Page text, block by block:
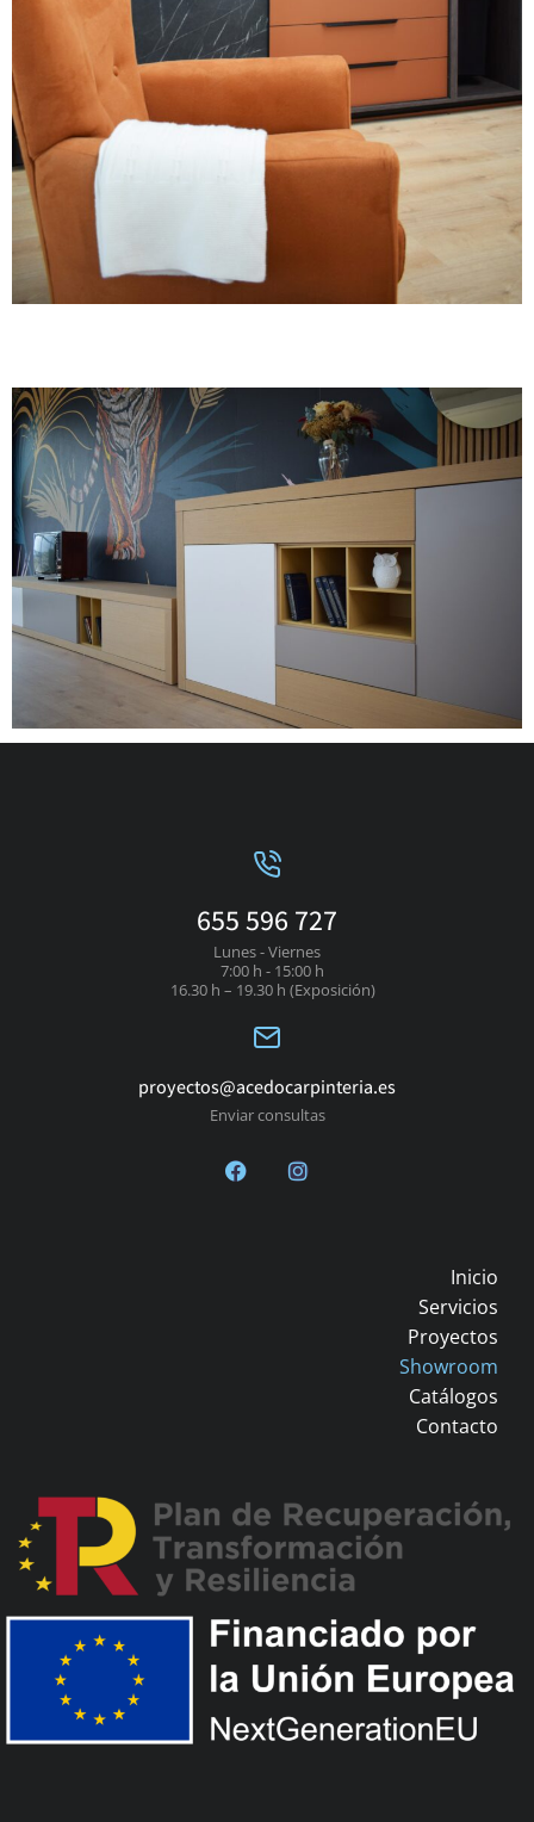
655 596 727
Lunes - Viernes
7:00 h - 15:00 h
16.30 h – 19.30 h (Exposición)
proyectos@acedocarpinteria.es
Enviar consultas
Inicio
Servicios
Proyectos
Showroom
Catálogos
Contacto